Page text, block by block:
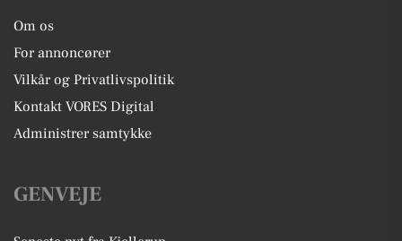
Om os
For annoncører
Vilkår og Privatlivspolitik
Kontakt VORES Digital
Administrer samtykke
GENVEJE